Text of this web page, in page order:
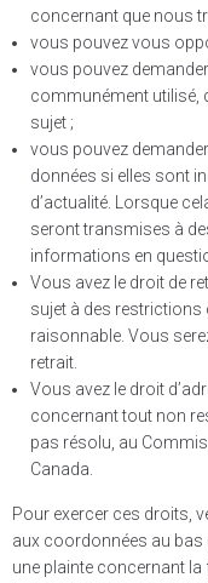
concernant que nous
vous pouvez vous
vous pouvez
communément utilisé,
sujet ;
vous pouvez
données si elles sont
d’actualité. Lorsque
seront transmises à
informations en
Vous avez le droit de
sujet à des restrictions
raisonnable. Vous
retrait.
Vous avez le droit
concernant tout non
pas résolu, au
Canada.
Pour exercer ces droits,
aux coordonnées au bas
une plainte concernant